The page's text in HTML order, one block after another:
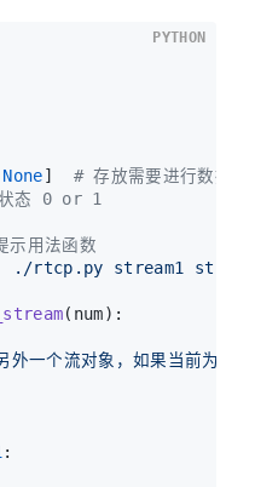
None] # 存放需要进行数据
态 0 or 1
示用法函数
./rtcp.py stream1
( num):
一个流对象，如果当前为空
:
PYTHON